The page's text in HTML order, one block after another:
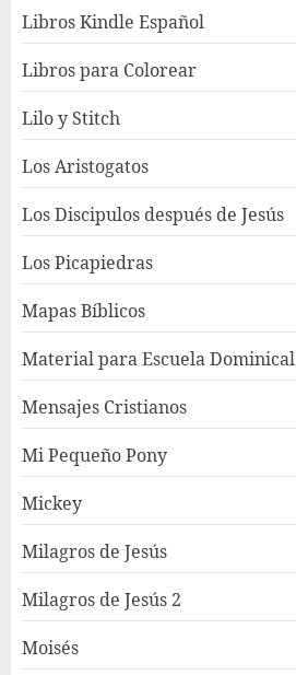
Libros Kindle Español
Libros para Colorear
Lilo y Stitch
Los Aristogatos
Los Discipulos después de Jesús
Los Picapiedras
Mapas Bíblicos
Material para Escuela Dominical
Mensajes Cristianos
Mi Pequeño Pony
Mickey
Milagros de Jesús
Milagros de Jesús 2
Moisés